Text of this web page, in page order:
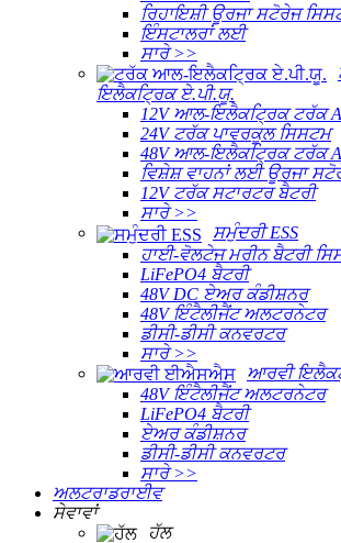
ਰਿਹਾਇਸ਼ੀ ਊਰਜਾ ਸਟੋਰੇਜ
ਇੰਸਟਾਲਰਾਂ ਲਈ
ਸਾਰੇ >>
ਇਲੈਕਟ੍ਰਿਕ ਏ.ਪੀ.ਯੂ.
12V ਆਲ-ਇਲੈਕਟ੍ਰਿਕ ਟਰੱਕ
24V ਟਰੱਕ ਪਾਵਰਕੂਲ ਸਿਸਟਮ
48V ਆਲ-ਇਲੈਕਟ੍ਰਿਕ ਟਰੱਕ
ਵਿਸ਼ੇਸ਼ ਵਾਹਨਾਂ ਲਈ ਊਰਜਾ
12V ਟਰੱਕ ਸਟਾਰਟਰ ਬੈਟਰੀ
ਸਾਰੇ >>
ਸਮੁੰਦਰੀ ESS
ਹਾਈ-ਵੋਲਟੇਜ ਮਰੀਨ ਬੈਟਰੀ
LiFePO4 ਬੈਟਰੀ
48V DC ਏਅਰ ਕੰਡੀਸ਼ਨਰ
48V ਇੰਟੈਲੀਜੈਂਟ ਅਲਟਰਨੇਟਰ
ਡੀਸੀ-ਡੀਸੀ ਕਨਵਰਟਰ
ਸਾਰੇ >>
ਆਰਵੀ
48V ਇੰਟੈਲੀਜੈਂਟ ਅਲਟਰਨੇਟਰ
LiFePO4 ਬੈਟਰੀ
ਏਅਰ ਕੰਡੀਸ਼ਨਰ
ਡੀਸੀ-ਡੀਸੀ ਕਨਵਰਟਰ
ਸਾਰੇ >>
ਅਲਟਰਾਡਰਾਈਵ
ਸੇਵਾਵਾਂ
ਹੱਲ